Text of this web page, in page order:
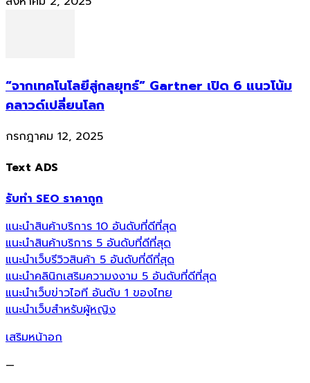
“จากเทคโนโลยีสู่กลยุทธ์” Gartner เปิด 6 แนวโน้ม
คลาวด์เปลี่ยนโลก
กรกฎาคม 12, 2025
Text ADS
รับทำ SEO ราคาถูก
แนะนำสินค้าบริการ 10 อันดับที่ดีที่สุด
แนะนำสินค้าบริการ 5 อันดับที่ดีที่สุด
แนะนำเว็บรีวิวสินค้า 5 อันดับที่ดีที่สุด
แนะนำคลินิกเสริมความงงาม 5 อันดับที่ดีที่สุด
แนะนำเว็บข่าวไอที อันดับ 1 ของไทย
แนะนำเว็บสำหรับผู้หญิง
เสริมหน้าอก
—